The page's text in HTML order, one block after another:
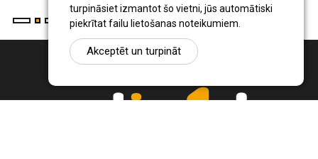
turpināsiet izmantot šo vietni, jūs automātiski
piekrītat failu lietošanas noteikumiem.
Akceptēt un turpināt